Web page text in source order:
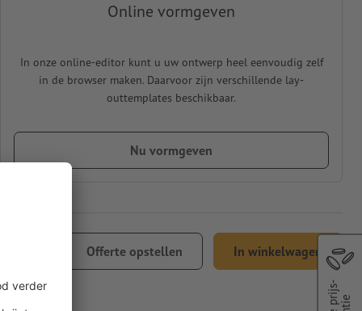
Online vormgeven
In onze online-editor kunt u uw ontwerp heel eenvoudig zelf
in de browser maken. Daarvoor zijn verschillende lay-
outtemplates beschikbaar.
Nu vormgeven
btw
Offerte opstellen In winkelwagen